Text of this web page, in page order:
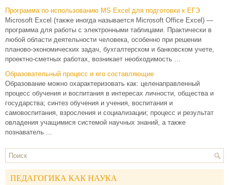
Программа по использованию MS Excel для подготовки к ЕГЭ
Microsoft Excel (также иногда называется Microsoft Office Excel) —
программа для работы с электронными таблицами. Практически в
любой области деятельности человека, особенно при решении
планово-экономических задач, бухгалтерском и банковском учете,
проектно-сметных работах, возникает необходимость ...
Образовательный процесс и его составляющие
Образование можно охарактеризовать как: целенаправленный
процесс обучения и воспитания в интересах личности, общества и
государства; синтез обучения и учения, воспитания и
самовоспитания, взросления и социализации; процесс и результат
овладения учащимися системой научных знаний, а также
познаватель ...
ПЕДАГОГИКА КАК НАУКА